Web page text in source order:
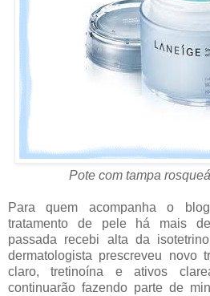
Pote com tampa
Para quem acompanha o
tratamento de pele há mais
passada recebi alta da
dermatologista prescreveu novo
claro, tretinoína e ativos
continuarão fazendo parte de